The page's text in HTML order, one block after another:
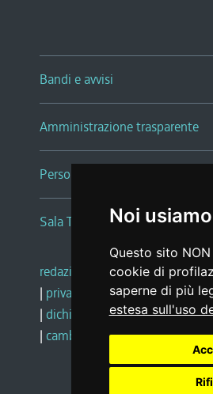
Noi
Questo sito
cookie di
saperne di più
estesa sull'uso
Bandi e avvisi
Amministrazione trasparente
Persone e Uffici
Sala Tiziano Tessitori
redazione web |note legali |
| privacy
social media policy
| dichiarazione di accessibilità
| cambio preferenze cookie